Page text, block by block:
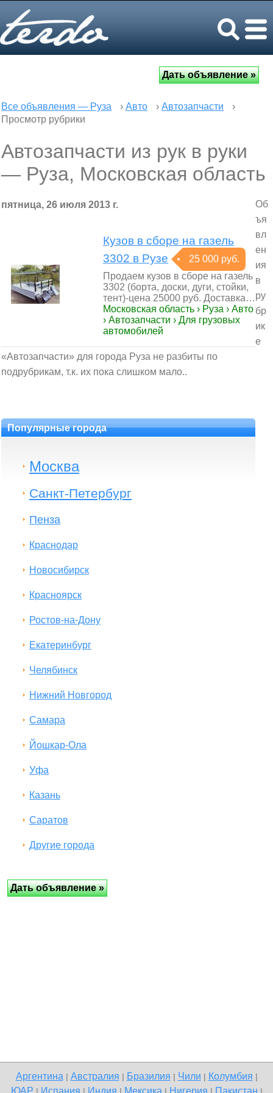
Все объявления — Руза › Авто › Автозапчасти
›
Просмотр рубрики
Автозапчасти из рук в руки
— Руза, Московская область
пятница, 26 июля 2013 г.
Кузов в сборе на газель
3302 в Рузе
25 000 руб.
Продаем кузов в сборе на газель
3302 (борта, доски, дуги, стойки,
тент)-цена 25000 руб. Доставка…
Московская область › Руза › Авто
› Автозапчасти › Для грузовых
автомобилей
Об
ъя
вл
ен
ия
в
ру
бр
ик
е
«Автозапчасти» для города Руза не разбиты по
подрубрикам, т.к. их пока слишком мало..
Популярные города
Москва
Санкт-Петербург
Пенза
Краснодар
Новосибирск
Красноярск
Ростов-на-Дону
Екатеринбург
Челябинск
Нижний Новгород
Самара
Йошкар-Ола
Уфа
Казань
Саратов
Другие города
Аргентина| Австралия Бразилия Чили Колумбия
ЮАР Испания Индия Мексика Нигерия Пакистан